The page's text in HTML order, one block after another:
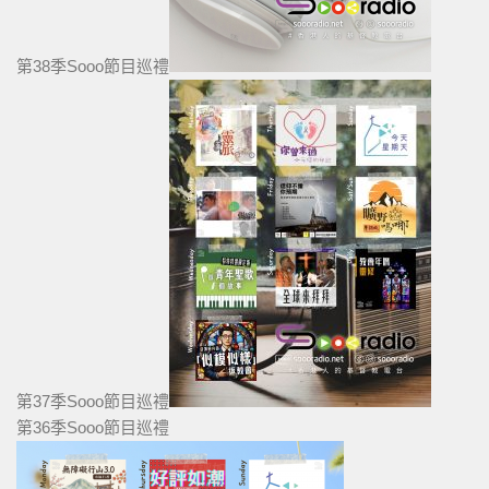
第38季Sooo節目巡禮
第37季Sooo節目巡禮
第36季Sooo節目巡禮